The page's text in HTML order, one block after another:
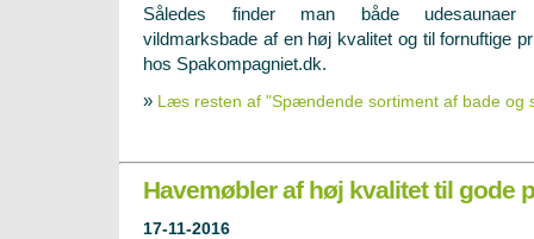
Således finder man både udesaunaer
vildmarksbade af en høj kvalitet og til fornuftige
hos Spakompagniet.dk.
» Læs resten af "Spændende sortiment af bade og
Havemøbler af høj kvalitet til gode
17-11-2016